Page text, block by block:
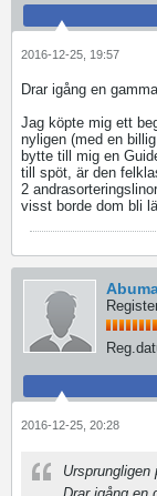
2016-12-25, 19:57
Drar igång en
Jag köpte mig ett
nyligen (med en
bytte till mig en
till spöt, är den
2
visst borde dom bli
2016-12-25, 20:28
Ursprungligen